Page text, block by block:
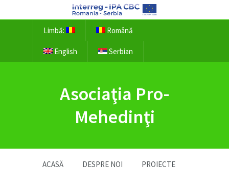
Limbă: Română
English Serbian
Asociaţia Pro-
Mehedinţi
ACASĂ DESPRE NOI PROIECTE